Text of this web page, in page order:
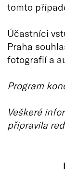
tomto
Účastníci
Praha
fotografií a
Program
Veškeré
připravila